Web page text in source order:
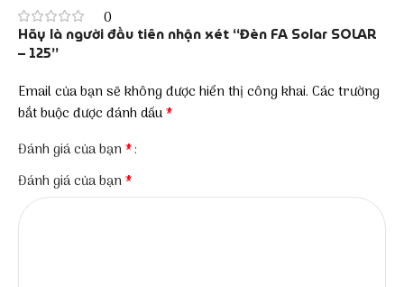
0
Hãy là người đầu tiên nhận xét “Đèn FA Solar SOLAR
– 125”
Email của bạn sẽ không được hiển thị công khai. Các trường
bắt buộc được đánh dấu*
Đánh giá của bạn*
Đánh giá của bạn*